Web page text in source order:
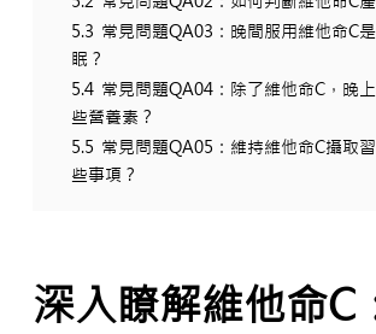
5.3 常見問題QA03：晚間服用維他命C
眠？
5.4 常見問題QA04：除了維他命C，晚
些營養素？
5.5 常見問題QA05：維持維他命C攝取
些事項？
深入瞭解維他命C